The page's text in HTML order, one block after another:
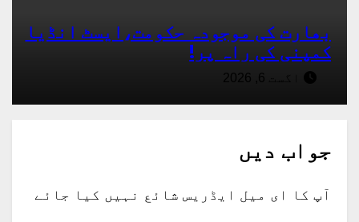
بھارت کی موجودہ حکومت،ایسٹ انڈیا
کمپنی کی راہ پر!
اگست 6, 2026
جواب دیں
آپ کا ای میل ایڈریس شائع نہیں کیا جائے